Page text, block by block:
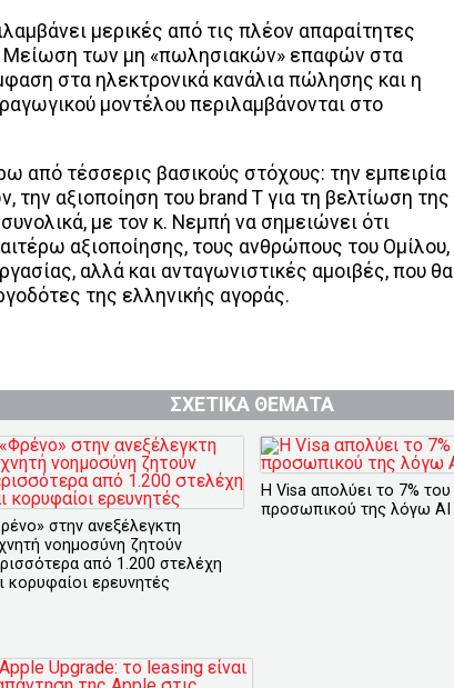
μερικές από τις πλέον απαραίτητες
Μείωση των μη «πωλησιακών» επαφών στα
στα ηλεκτρονικά κανάλια πώλησης και η
μοντέλου περιλαμβάνονται στο
από τέσσερις βασικούς στόχους: την εμπειρία
την αξιοποίηση του brand T για τη βελτίωση της
με τον κ. Νεμπή να σημειώνει ότι
αξιοποίησης, τους ανθρώπους του Ομίλου,
αλλά και ανταγωνιστικές αμοιβές, που θα
της ελληνικής αγοράς.
ΣΧΕΤΙΚΑ ΘΕΜΑΤΑ
στην ανεξέλεγκτη
νοημοσύνη ζητούν
από 1.200 στελέχη
κορυφαίοι ερευνητές
H Visa απολύει το 7% του
προσωπικού της λόγω ΑΙ